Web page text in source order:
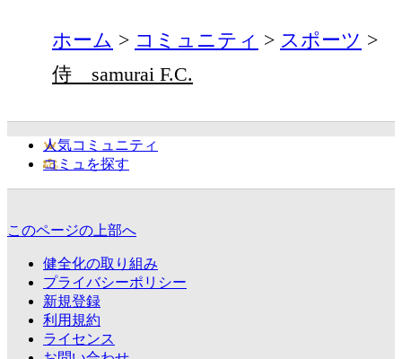
ホーム コミュニティ
スポーツ
侍 samurai F.C.
人気コミュニティ
コミュを探す
このページの上部へ
健全化の取り組み
プライバシーポリシー
新規登録
利用規約
ライセンス